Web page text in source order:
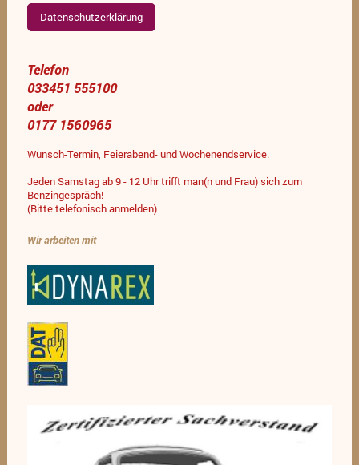
Datenschutzerklärung
Telefon
033451 555100
oder
0177 1560965
Wunsch-Termin, Feierabend- und Wochenendservice.
Jeden Samstag ab 9 - 12 Uhr trifft man(n und Frau) sich zum
Benzingespräch!
(Bitte telefonisch anmelden)
Wir arbeiten mit